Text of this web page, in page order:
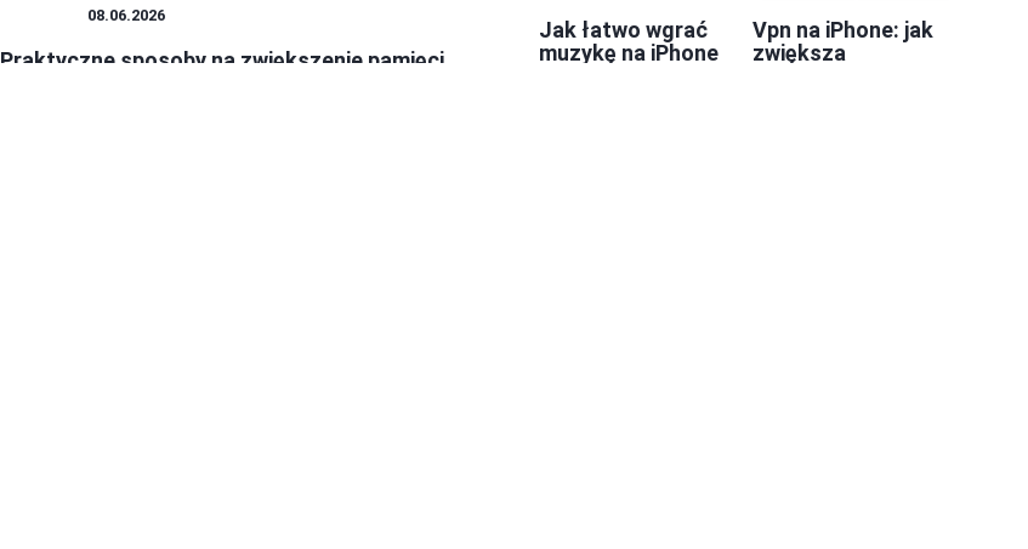
08.06.2026
Praktyczne sposoby na zwiększenie pamięci
Jak łatwo wgrać
muzykę na iPhone
Vpn na iPhone: jak
zwiększa